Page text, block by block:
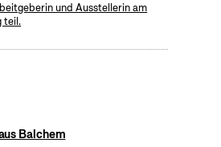
und Ausstellerin am
teil.
Balchem